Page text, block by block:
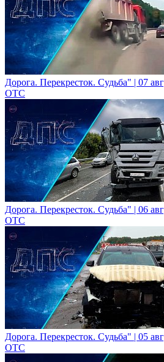
Дорога. Перекресток. Судьба" | 07
ОТС
Дорога. Перекресток. Судьба" | 06
ОТС
Дорога. Перекресток. Судьба" | 05
ОТС